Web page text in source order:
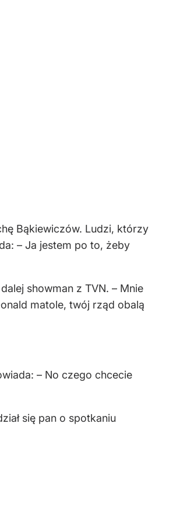
Bąkiewiczów. Ludzi, którzy
– Ja jestem po to, żeby
showman z TVN. – Mnie
matole, twój rząd obalą
– No czego chcecie
się pan o spotkaniu